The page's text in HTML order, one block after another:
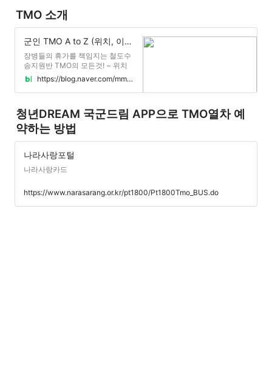
TMO 소개
군인 TMO A to Z (위치, 이용방법, 시외버스TMO, 예매 등)
장병들의 휴가를 책임지는 철도수
송지원반 TMO의 모든것! ~ 위치
부터 예매까지 ~ 군인 TMO A to Z
...
https://blog.naver.com/mma9090/222706061114
청년DREAM 국군드림 APP으로 TMO열차 예
약하는 방법
나라사랑포털
나라사랑카드
https://www.narasarang.or.kr/pt1800/Pt1800Tmo_BUS.do